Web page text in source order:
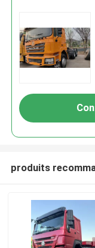
produits